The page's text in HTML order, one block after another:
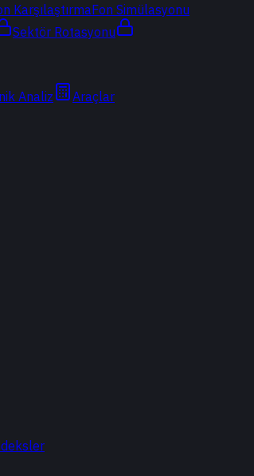
KarşılaştırmaFon Simülasyonu
Sektör Rotasyonu
Analiz
Araçlar